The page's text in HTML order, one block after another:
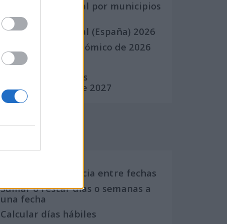
Calendario Laboral por municipios
(España)
Calendario Laboral (España) 2026
Calendario Astronómico de 2026
Calendario Lunar
Calendario de Días
Internacionales de 2027
Calcula la diferencia entre fechas
Sumar o restar días o semanas a
una fecha
Calcular días hábiles